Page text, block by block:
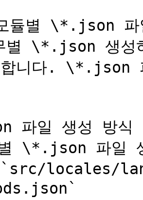
듈별 \*.json 파
별 \*.json 생성
합니다. \*.json
일 생성 방식